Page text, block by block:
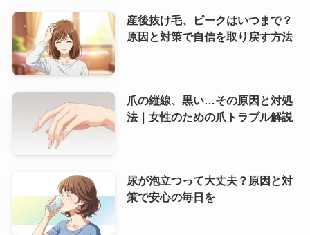
産後抜け毛、ピークはいつまで？
原因と対策で自信を取り戻す方法
爪の縦線、黒い…その原因と対処
法｜女性のための爪トラブル解説
尿が泡立つって大丈夫？原因と対
策で安心の毎日を